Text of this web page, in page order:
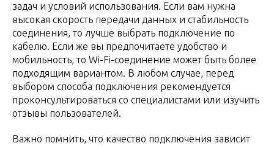
задач и условий использования. Если вам нужна
высокая скорость передачи данных и стабильность
соединения, то лучше выбрать подключение по
кабелю. Если же вы предпочитаете удобство и
мобильность, то Wi-Fi-соединение может быть более
подходящим вариантом. В любом случае, перед
выбором способа подключения рекомендуется
проконсультироваться со специалистами или изучить
отзывы пользователей.
Важно помнить, что качество подключения зависит